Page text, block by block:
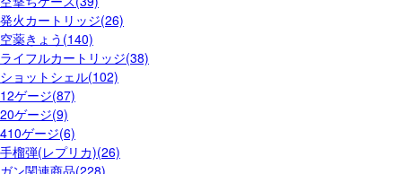
発火カートリッジ(26)
空薬きょう(140)
ライフルカートリッジ(38)
ショットシェル(102)
12ゲージ(87)
20ゲージ(9)
410ゲージ(6)
手榴弾(レプリカ)(26)
ガン関連商品(228)